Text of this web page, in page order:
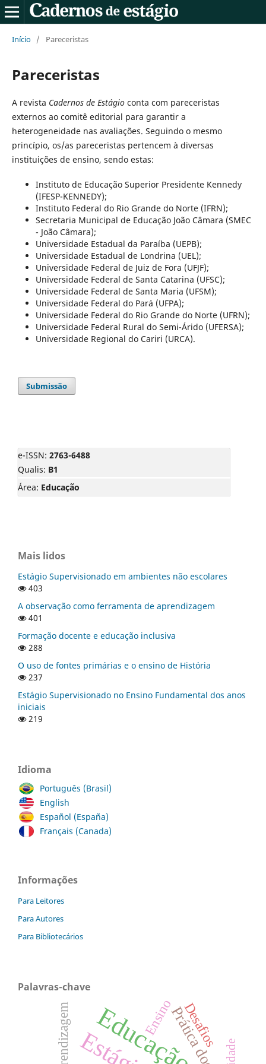
Início / Pareceristas
Pareceristas
A revista Cadernos de Estágioconta com pareceristas
externos ao comitê editorial para garantir a
heterogeneidade nas avaliações. Seguindo o mesmo
princípio, os/as pareceristas pertencem à diversas
instituições de ensino, sendo estas:
Instituto de Educação Superior Presidente Kennedy
(IFESP-KENNEDY);
Instituto Federal do Rio Grande do Norte (IFRN);
Secretaria Municipal de Educação João Câmara (SMEC
- João Câmara);
Universidade Estadual da Paraíba (UEPB);
Universidade Estadual de Londrina (UEL);
Universidade Federal de Juiz de Fora (UFJF);
Universidade Federal de Santa Catarina (UFSC);
Universidade Federal de Santa Maria (UFSM);
Universidade Federal do Pará (UFPA);
Universidade Federal do Rio Grande do Norte (UFRN);
Universidade Federal Rural do Semi-Árido (UFERSA);
Universidade Regional do Cariri (URCA).
Submissão
e-ISSN: 2763-6488
Qualis: B1
Área: Educação
Mais lidos
Estágio Supervisionado em ambientes não escolares
403
A observação como ferramenta de aprendizagem
401
Formação docente e educação inclusiva
288
O uso de fontes primárias e o ensino de História
237
Estágio Supervisionado no Ensino Fundamental dos anos
iniciais
219
Idioma
Português (Brasil)
English
Español (España)
Français (Canada)
Informações
Para Leitores
Para Autores
Para Bibliotecários
Palavras-chave
Educação
Aprendizagem Desafios
Ensino